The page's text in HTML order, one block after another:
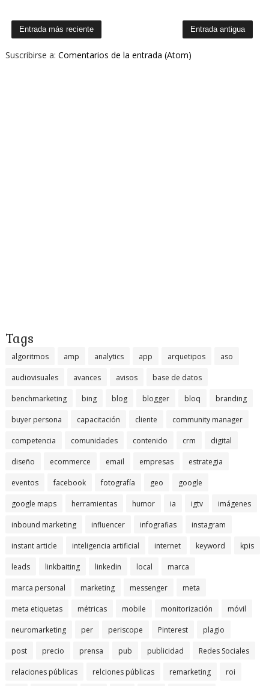
Entrada más reciente Entrada antigua
Suscribirse a: Comentarios de la entrada (Atom)
Tags
algoritmos amp analytics app arquetipos aso
audiovisuales avances avisos base de datos
benchmarketing bing blog blogger bloq branding
buyer persona capacitación cliente community manager
competencia comunidades contenido crm digital
diseño ecommerce email empresas estrategia
eventos facebook fotografía geo google
google maps herramientas humor ia igtv imágenes
inbound marketing influencer infografias instagram
instant article inteligencia artificial internet keyword kpis
leads linkbaiting linkedin local marca
marca personal marketing messenger meta
meta etiquetas métricas mobile monitorización móvil
neuromarketing per periscope Pinterest plagio
post precio prensa pub publicidad Redes Sociales
relaciones públicas relciones públicas remarketing roi